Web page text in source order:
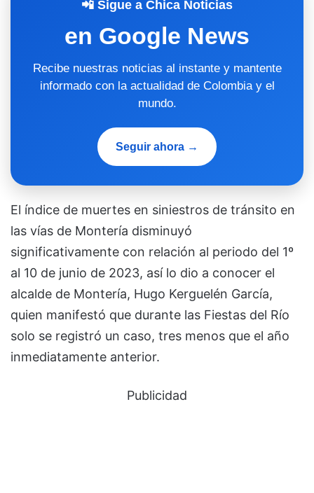
📲 Sigue a Chica Noticias
en Google News
Recibe nuestras noticias al instante y mantente
informado con la actualidad de Colombia y el
mundo.
Seguir ahora →
El índice de muertes en siniestros de tránsito en
las vías de Montería disminuyó
significativamente con relación al periodo del 1º
al 10 de junio de 2023, así lo dio a conocer el
alcalde de Montería, Hugo Kerguelén García,
quien manifestó que durante las Fiestas del Río
solo se registró un caso, tres menos que el año
inmediatamente anterior.
Publicidad